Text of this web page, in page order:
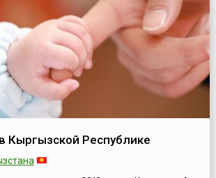
Кыргызской Республике